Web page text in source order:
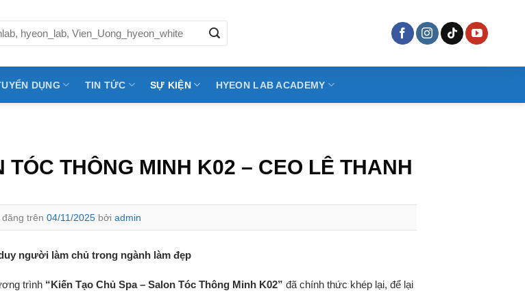
DỤNG TIN TỨC SỰ KIỆN HYEON LAB ACADEMY
THÔNG MINH K02 – CEO LÊ THANH
đăng trên04/11/2025 bởiadmin
người làm chủ trong ngành làm đẹp
trình “Kiến Tạo Chủ Spa – Salon Tóc Thông Minh K02” đã chính thức khép lại, để lại